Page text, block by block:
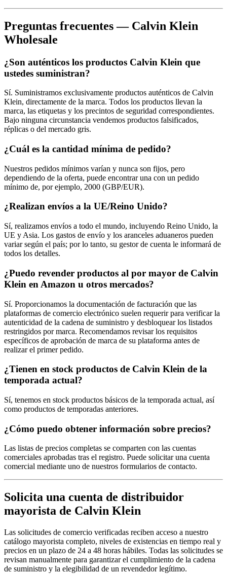
Preguntas frecuentes — Calvin Klein
Wholesale
¿Son auténticos los productos Calvin Klein que
ustedes suministran?
Sí. Suministramos exclusivamente productos auténticos de Calvin
Klein, directamente de la marca. Todos los productos llevan la
marca, las etiquetas y los precintos de seguridad correspondientes.
Bajo ninguna circunstancia vendemos productos falsificados,
réplicas o del mercado gris.
¿Cuál es la cantidad mínima de pedido?
Nuestros pedidos mínimos varían y nunca son fijos, pero
dependiendo de la oferta, puede encontrar una con un pedido
mínimo de, por ejemplo, 2000 (GBP/EUR).
¿Realizan envíos a la UE/Reino Unido?
Sí, realizamos envíos a todo el mundo, incluyendo Reino Unido, la
UE y Asia. Los gastos de envío y los aranceles aduaneros pueden
variar según el país; por lo tanto, su gestor de cuenta le informará de
todos los detalles.
¿Puedo revender productos al por mayor de Calvin
Klein en Amazon u otros mercados?
Sí. Proporcionamos la documentación de facturación que las
plataformas de comercio electrónico suelen requerir para verificar la
autenticidad de la cadena de suministro y desbloquear los listados
restringidos por marca. Recomendamos revisar los requisitos
específicos de aprobación de marca de su plataforma antes de
realizar el primer pedido.
¿Tienen en stock productos de Calvin Klein de la
temporada actual?
Sí, tenemos en stock productos básicos de la temporada actual, así
como productos de temporadas anteriores.
¿Cómo puedo obtener información sobre precios?
Las listas de precios completas se comparten con las cuentas
comerciales aprobadas tras el registro. Puede solicitar una cuenta
comercial mediante uno de nuestros formularios de contacto.
Solicita una cuenta de distribuidor
mayorista de Calvin Klein
Las solicitudes de comercio verificadas reciben acceso a nuestro
catálogo mayorista completo, niveles de existencias en tiempo real y
precios en un plazo de 24 a 48 horas hábiles. Todas las solicitudes se
revisan manualmente para garantizar el cumplimiento de la cadena
de suministro y la elegibilidad de un revendedor legítimo.